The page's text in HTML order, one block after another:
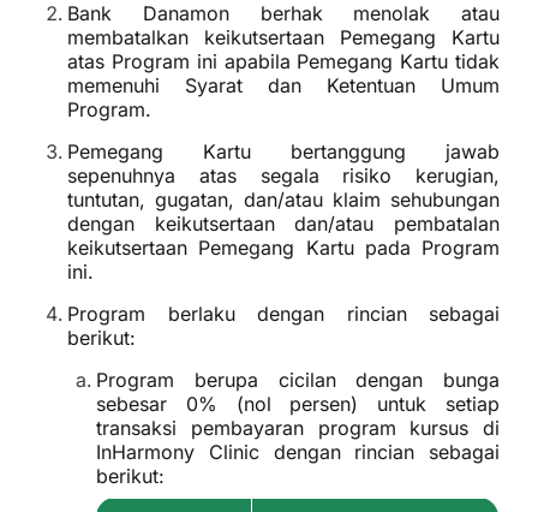
Bank Danamon berhak menolak atau
membatalkan keikutsertaan Pemegang Kartu
atas Program ini apabila Pemegang Kartu tidak
memenuhi Syarat dan Ketentuan Umum
Program.
Pemegang Kartu bertanggung jawab
sepenuhnya atas segala risiko kerugian,
tuntutan, gugatan, dan/atau klaim sehubungan
dengan keikutsertaan dan/atau pembatalan
keikutsertaan Pemegang Kartu pada Program
ini.
Program berlaku dengan rincian sebagai
berikut:
Program berupa cicilan dengan bunga
sebesar 0% (nol persen) untuk setiap
transaksi pembayaran program kursus di
InHarmony Clinic dengan rincian sebagai
berikut: